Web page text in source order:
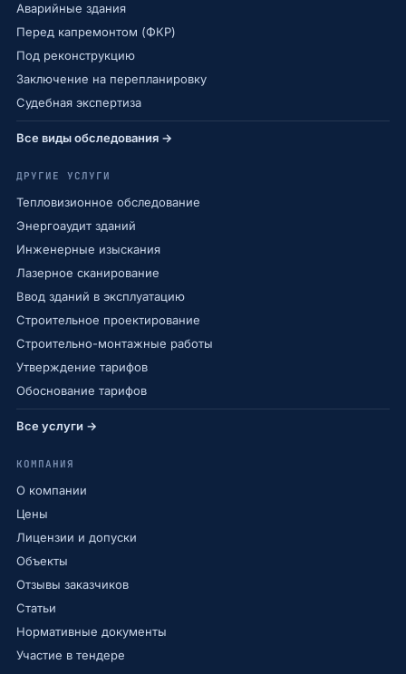
Аварийные здания
Перед капремонтом (ФКР)
Под реконструкцию
Заключение на перепланировку
Судебная экспертиза
Все виды обследования →
ДРУГИЕ УСЛУГИ
Тепловизионное обследование
Энергоаудит зданий
Инженерные изыскания
Лазерное сканирование
Ввод зданий в эксплуатацию
Строительное проектирование
Строительно-монтажные работы
Утверждение тарифов
Обоснование тарифов
Все услуги →
КОМПАНИЯ
О компании
Цены
Лицензии и допуски
Объекты
Отзывы заказчиков
Статьи
Нормативные документы
Участие в тендере